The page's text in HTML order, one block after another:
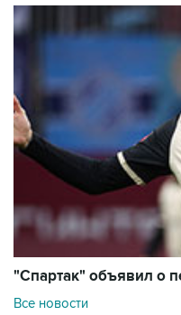
"Спартак" объявил о
Все новости